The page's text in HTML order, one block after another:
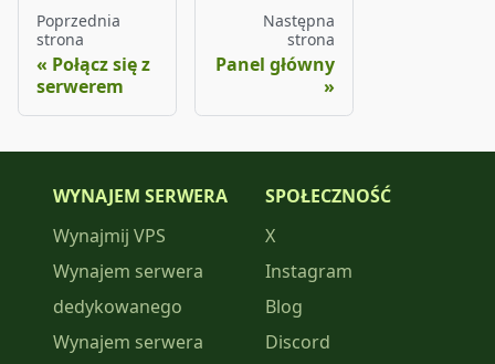
Poprzednia
strona
Połącz się z
serwerem
Następna
strona
Panel główny
WYNAJEM SERWERA
Wynajmij VPS
Wynajem serwera
dedykowanego
Wynajem serwera
SPOŁECZNOŚĆ
X
Instagram
Blog
Discord